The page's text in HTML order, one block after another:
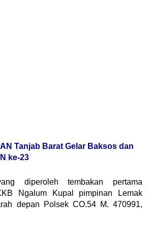
Tanjab Barat Gelar Baksos dan
ke-23
diperoleh tembakan pertama
Ngalum Kupal pimpinan Lemak
depan Polsek CO.54 M. 470991,